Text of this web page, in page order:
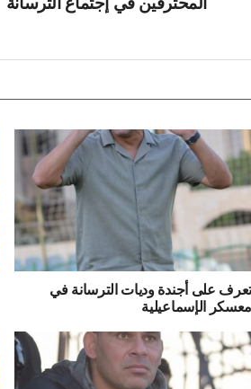
تعرف على أجندة وديات الترسانة في
معسكر الإسماعيلية